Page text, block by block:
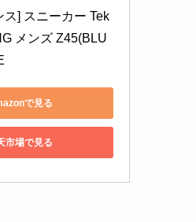
ス] スニーカー Tek
メンズ Z45(BLU
で見る
市場で見る